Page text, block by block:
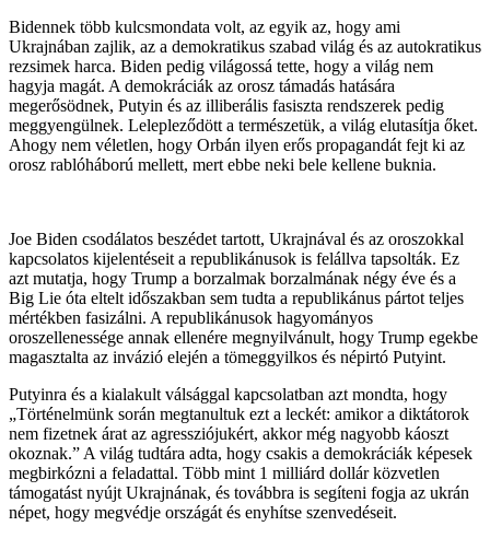
Bidennek több kulcsmondata volt, az egyik az, hogy ami
Ukrajnában zajlik, az a demokratikus szabad világ és az autokratikus
rezsimek harca. Biden pedig világossá tette, hogy a világ nem
hagyja magát. A demokráciák az orosz támadás hatására
megerősödnek, Putyin és az illiberális fasiszta rendszerek pedig
meggyengülnek. Lelepleződött a természetük, a világ elutasítja őket.
Ahogy nem véletlen, hogy Orbán ilyen erős propagandát fejt ki az
orosz rablóháború mellett, mert ebbe neki bele kellene buknia.
Joe Biden csodálatos beszédet tartott, Ukrajnával és az oroszokkal
kapcsolatos kijelentéseit a republikánusok is felállva tapsolták. Ez
azt mutatja, hogy Trump a borzalmak borzalmának négy éve és a
Big Lie óta eltelt időszakban sem tudta a republikánus pártot teljes
mértékben fasizálni. A republikánusok hagyományos
oroszellenessége annak ellenére megnyilvánult, hogy Trump egekbe
magasztalta az invázió elején a tömeggyilkos és népirtó Putyint.
Putyinra és a kialakult válsággal kapcsolatban azt mondta, hogy
„Történelmünk során megtanultuk ezt a leckét: amikor a diktátorok
nem fizetnek árat az agressziójukért, akkor még nagyobb káoszt
okoznak.” A világ tudtára adta, hogy csakis a demokráciák képesek
megbirkózni a feladattal. Több mint 1 milliárd dollár közvetlen
támogatást nyújt Ukrajnának, és továbbra is segíteni fogja az ukrán
népet, hogy megvédje országát és enyhítse szenvedéseit.